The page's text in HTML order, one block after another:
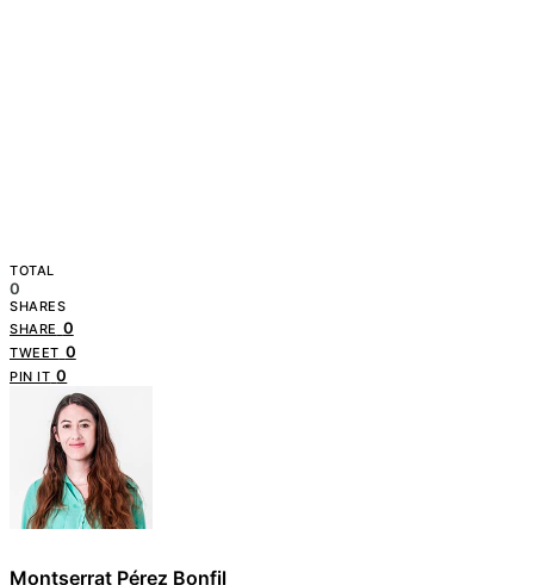
TOTAL
0
SHARES
SHARE 0
TWEET 0
PIN IT 0
Montserrat Pérez Bonfil